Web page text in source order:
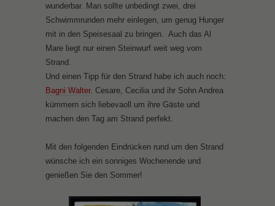
wunderbar. Man sollte unbedingt zwei, drei
Schwimmrunden mehr einlegen, um genug Hunger
mit in den Speisesaal zu bringen. Auch das Al
Mare liegt nur einen Steinwurf weit weg vom
Strand.
Und einen Tipp für den Strand habe ich auch noch:
Bagni Walter. Cesare, Cecilia und ihr Sohn Andrea
kümmern sich liebevaoll um ihre Gäste und
machen den Tag am Strand perfekt.
Mit den folgenden Eindrücken rund um den Strand
wünsche ich ein sonniges Wochenende und
genießen Sie den Sommer!